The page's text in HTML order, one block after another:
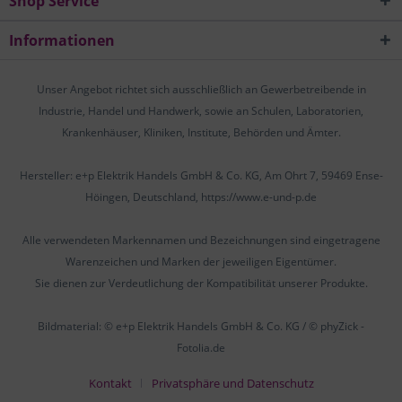
Informationen
Unser Angebot richtet sich ausschließlich an Gewerbetreibende in
Industrie, Handel und Handwerk, sowie an Schulen, Laboratorien,
Krankenhäuser, Kliniken, Institute, Behörden und Ämter.
Hersteller: e+p Elektrik Handels GmbH & Co. KG, Am Ohrt 7, 59469 Ense-
Höingen, Deutschland, https://www.e-und-p.de
Alle verwendeten Markennamen und Bezeichnungen sind eingetragene
Warenzeichen und Marken der jeweiligen Eigentümer.
Sie dienen zur Verdeutlichung der Kompatibilität unserer Produkte.
Bildmaterial: © e+p Elektrik Handels GmbH & Co. KG / © phyZick -
Fotolia.de
Kontakt
Privatsphäre und Datenschutz